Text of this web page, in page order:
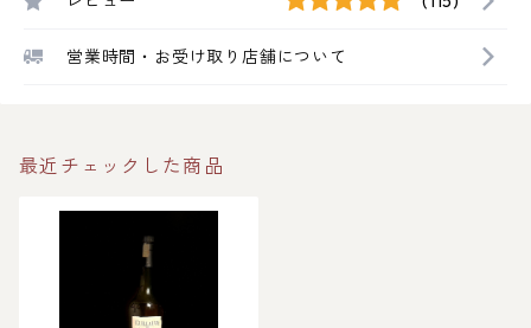
営業時間・お受け取り店舗について
最近チェックした商品